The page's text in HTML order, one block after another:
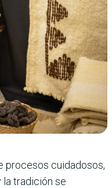
procesos cuidadosos,
la tradición se